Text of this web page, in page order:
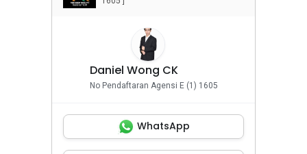
Daniel Wong CK
No Pendaftaran Agensi E (1) 1605
WhatsApp